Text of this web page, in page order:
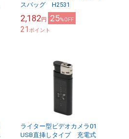
スバッグ H2531
2,182円 25%OFF
21ポイント
ライター型ビデオカメラ01
USB直挿しタイプ 充電式